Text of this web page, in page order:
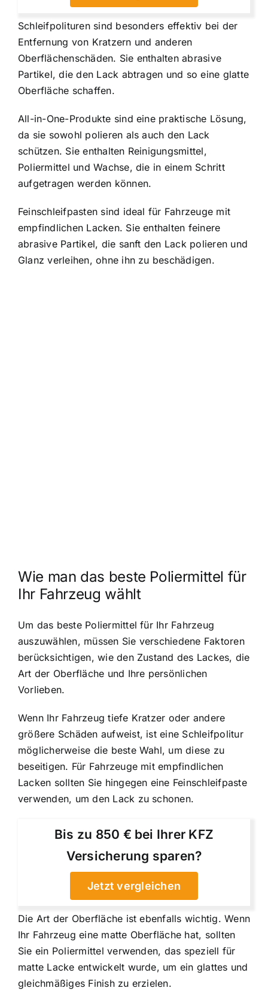
Schleifpolituren sind besonders effektiv bei der
Entfernung von Kratzern und anderen
Oberflächenschäden. Sie enthalten abrasive
Partikel, die den Lack abtragen und so eine glatte
Oberfläche schaffen.
All-in-One-Produkte sind eine praktische Lösung,
da sie sowohl polieren als auch den Lack
schützen. Sie enthalten Reinigungsmittel,
Poliermittel und Wachse, die in einem Schritt
aufgetragen werden können.
Feinschleifpasten sind ideal für Fahrzeuge mit
empfindlichen Lacken. Sie enthalten feinere
abrasive Partikel, die sanft den Lack polieren und
Glanz verleihen, ohne ihn zu beschädigen.
Wie man das beste Poliermittel für
Ihr Fahrzeug wählt
Um das beste Poliermittel für Ihr Fahrzeug
auszuwählen, müssen Sie verschiedene Faktoren
berücksichtigen, wie den Zustand des Lackes, die
Art der Oberfläche und Ihre persönlichen
Vorlieben.
Wenn Ihr Fahrzeug tiefe Kratzer oder andere
größere Schäden aufweist, ist eine Schleifpolitur
möglicherweise die beste Wahl, um diese zu
beseitigen. Für Fahrzeuge mit empfindlichen
Lacken sollten Sie hingegen eine Feinschleifpaste
verwenden, um den Lack zu schonen.
Bis zu 850 € bei Ihrer KFZ
Versicherung sparen?
Jetzt vergleichen
Die Art der Oberfläche ist ebenfalls wichtig. Wenn
Ihr Fahrzeug eine matte Oberfläche hat, sollten
Sie ein Poliermittel verwenden, das speziell für
matte Lacke entwickelt wurde, um ein glattes und
gleichmäßiges Finish zu erzielen.